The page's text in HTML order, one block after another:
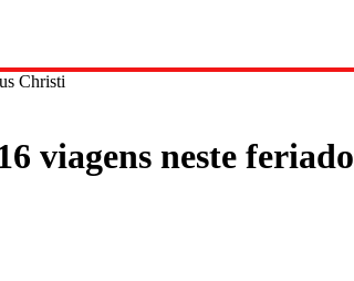
Christi
viagens neste feriado